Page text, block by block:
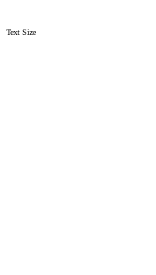
Text Size